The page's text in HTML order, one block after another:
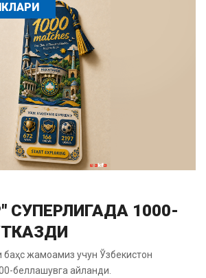
СУПЕРЛИГАДА 1000-
баҳс жамоамиз учун Ўзбекистон
беллашувга айланди.